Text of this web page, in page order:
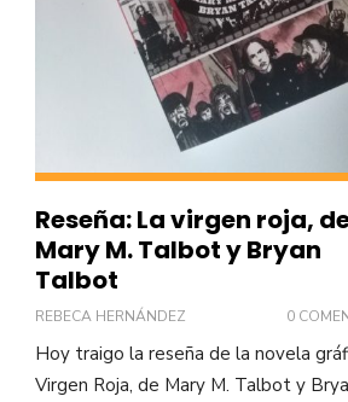
Reseña: La virgen roja,
Mary M. Talbot y Bryan
Talbot
REBECA HERNÁNDEZ 0
Hoy traigo la reseña de la novela
Virgen Roja, de Mary M. Talbot y